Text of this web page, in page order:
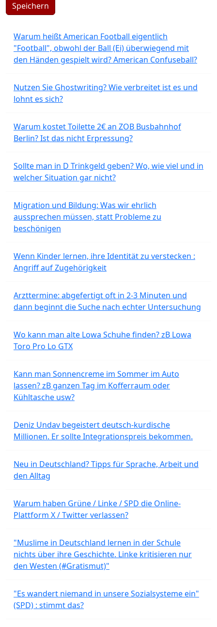
Speichern
Warum heißt American Football eigentlich
"Football", obwohl der Ball (Ei) überwiegend mit
den Händen gespielt wird? American Confuseball?
Nutzen Sie Ghostwriting? Wie verbreitet ist es und
lohnt es sich?
Warum kostet Toilette 2€ an ZOB Busbahnhof
Berlin? Ist das nicht Erpressung?
Sollte man in D Trinkgeld geben? Wo, wie viel und in
welcher Situation gar nicht?
Migration und Bildung: Was wir ehrlich
aussprechen müssen, statt Probleme zu
beschönigen
Wenn Kinder lernen, ihre Identität zu verstecken :
Angriff auf Zugehörigkeit
Arzttermine: abgefertigt oft in 2-3 Minuten und
dann beginnt die Suche nach echter Untersuchung
Wo kann man alte Lowa Schuhe finden? zB Lowa
Toro Pro Lo GTX
Kann man Sonnencreme im Sommer im Auto
lassen? zB ganzen Tag im Kofferraum oder
Kühltasche usw?
Deniz Undav begeistert deutsch-kurdische
Millionen. Er sollte Integrationspreis bekommen.
Neu in Deutschland? Tipps für Sprache, Arbeit und
den Alltag
Warum haben Grüne / Linke / SPD die Online-
Plattform X / Twitter verlassen?
"Muslime in Deutschland lernen in der Schule
nichts über ihre Geschichte. Linke kritisieren nur
den Westen (#Gratismut)"
"Es wandert niemand in unsere Sozialsysteme ein"
(SPD) : stimmt das?